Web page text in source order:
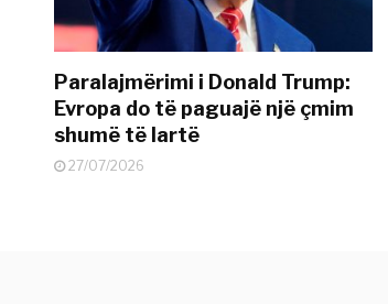
Paralajmërimi i Donald Trump:
Evropa do të paguajë një çmim
shumë të lartë
27/07/2026